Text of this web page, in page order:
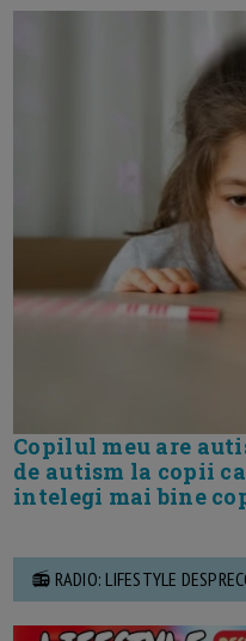
Copilul meu are
de autism la copii
intelegi mai bine
📻 RADIO: LIFESTYLE